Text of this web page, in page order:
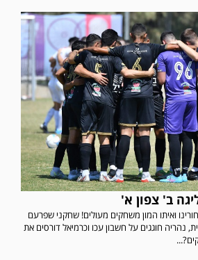
מאחורינו ואיתו המון משחקים מעולים! שחקני שפרעם
נהריה חוגגים על חשבון עכו וכרמיאל דורסים את